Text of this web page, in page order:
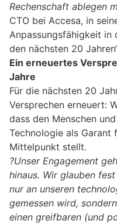
Rechenschaft ablegen m
CTO bei Accesa, in
Anpassungsfähigkeit in
den nächsten 20
Ein erneuertes
Jahre
Für die nächsten 20
Versprechen erneuert:
dass den Menschen
Technologie als
Mittelpunkt stellt.
?Unser Engagement
hinaus. Wir glauben
nur an unseren
gemessen wird,
einen greifbaren (und